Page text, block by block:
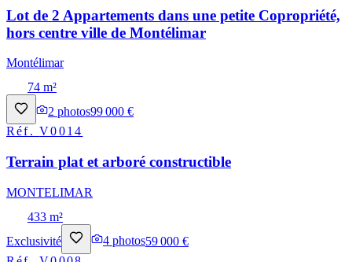
Lot de 2 Appartements dans une petite Copropriété,
hors centre ville de Montélimar
Montélimar
74 m²
2 photos99 000 €
Réf.V0014
Terrain plat et arboré constructible
MONTELIMAR
433 m²
Exclusivité
4 photos59 000 €